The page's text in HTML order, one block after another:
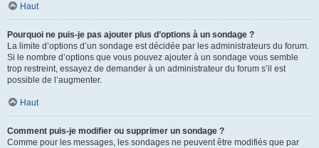
Haut
Pourquoi ne puis-je pas ajouter plus d’options à un sondage ?
La limite d’options d’un sondage est décidée par les administrateurs du forum.
Si le nombre d’options que vous pouvez ajouter à un sondage vous semble
trop restreint, essayez de demander à un administrateur du forum s’il est
possible de l’augmenter.
Haut
Comment puis-je modifier ou supprimer un sondage ?
Comme pour les messages, les sondages ne peuvent être modifiés que par